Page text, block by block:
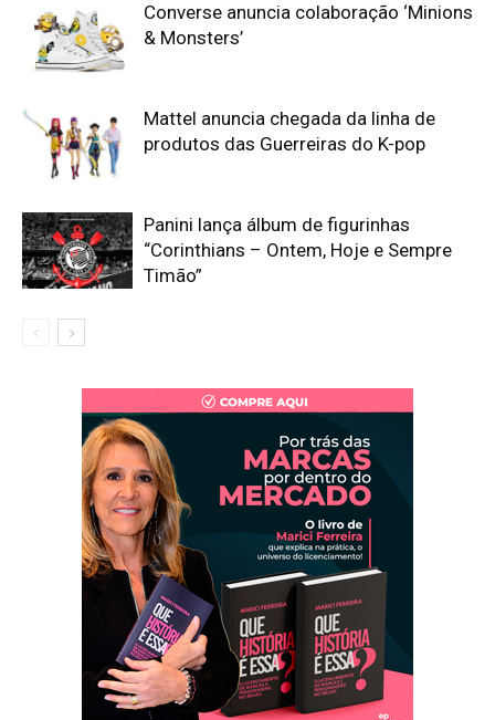
Converse anuncia colaboração ‘Minions
& Monsters’
Mattel anuncia chegada da linha de
produtos das Guerreiras do K-pop
Panini lança álbum de figurinhas
“Corinthians – Ontem, Hoje e Sempre
Timão”